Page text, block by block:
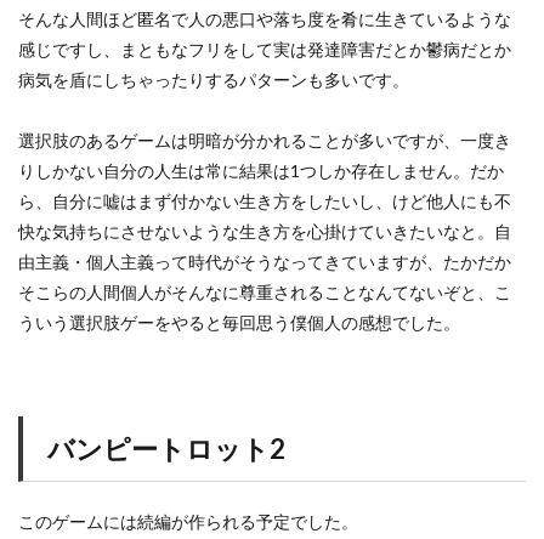
そんな人間ほど匿名で人の悪口や落ち度を肴に生きているような
感じですし、まともなフリをして実は発達障害だとか鬱病だとか
病気を盾にしちゃったりするパターンも多いです。
選択肢のあるゲームは明暗が分かれることが多いですが、一度き
りしかない自分の人生は常に結果は1つしか存在しません。だか
ら、自分に嘘はまず付かない生き方をしたいし、けど他人にも不
快な気持ちにさせないような生き方を心掛けていきたいなと。自
由主義・個人主義って時代がそうなってきていますが、たかだか
そこらの人間個人がそんなに尊重されることなんてないぞと、こ
ういう選択肢ゲーをやると毎回思う僕個人の感想でした。
バンピートロット2
このゲームには続編が作られる予定でした。